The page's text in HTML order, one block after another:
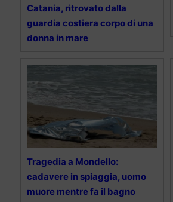
Catania, ritrovato dalla
guardia costiera corpo di una
donna in mare
Tragedia a Mondello:
cadavere in spiaggia, uomo
muore mentre fa il bagno